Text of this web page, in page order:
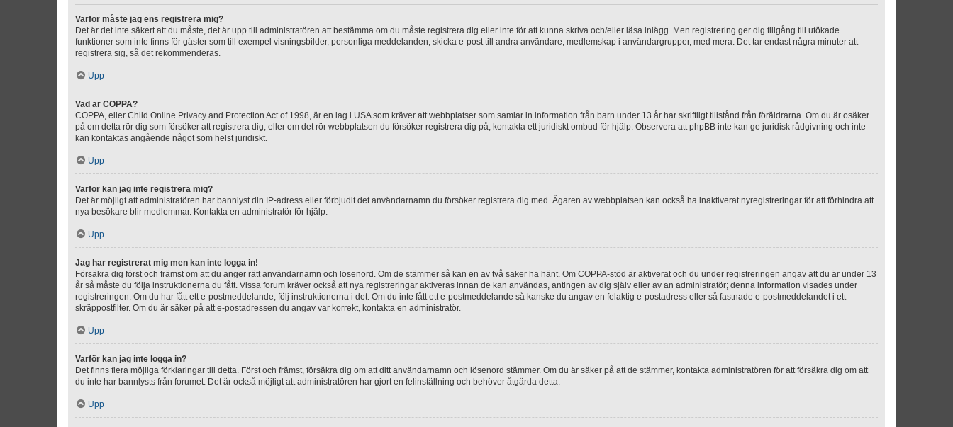
Varför måste jag ens registrera mig?
Det är det inte säkert att du måste, det är upp till administratören att bestämma om du måste registrera dig eller inte för att kunna skriva och/eller läsa inlägg. Men registrering ger dig tillgång till utökade
funktioner som inte finns för gäster som till exempel visningsbilder, personliga meddelanden, skicka e-post till andra användare, medlemskap i användargrupper, med mera. Det tar endast några minuter att
registrera sig, så det rekommenderas.
Upp
Vad är COPPA?
COPPA, eller Child Online Privacy and Protection Act of 1998, är en lag i USA som kräver att webbplatser som samlar in information från barn under 13 år har skriftligt tillstånd från föräldrarna. Om du är osäker
på om detta rör dig som försöker att registrera dig, eller om det rör webbplatsen du försöker registrera dig på, kontakta ett juridiskt ombud för hjälp. Observera att phpBB inte kan ge juridisk rådgivning och inte
kan kontaktas angående något som helst juridiskt.
Upp
Varför kan jag inte registrera mig?
Det är möjligt att administratören har bannlyst din IP-adress eller förbjudit det användarnamn du försöker registrera dig med. Ägaren av webbplatsen kan också ha inaktiverat nyregistreringar för att förhindra att
nya besökare blir medlemmar. Kontakta en administratör för hjälp.
Upp
Jag har registrerat mig men kan inte logga in!
Försäkra dig först och främst om att du anger rätt användarnamn och lösenord. Om de stämmer så kan en av två saker ha hänt. Om COPPA-stöd är aktiverat och du under registreringen angav att du är under 13
år så måste du följa instruktionerna du fått. Vissa forum kräver också att nya registreringar aktiveras innan de kan användas, antingen av dig själv eller av an administratör; denna information visades under
registreringen. Om du har fått ett e-postmeddelande, följ instruktionerna i det. Om du inte fått ett e-postmeddelande så kanske du angav en felaktig e-postadress eller så fastnade e-postmeddelandet i ett
skräppostfilter. Om du är säker på att e-postadressen du angav var korrekt, kontakta en administratör.
Upp
Varför kan jag inte logga in?
Det finns flera möjliga förklaringar till detta. Först och främst, försäkra dig om att ditt användarnamn och lösenord stämmer. Om du är säker på att de stämmer, kontakta administratören för att försäkra dig om att
du inte har bannlysts från forumet. Det är också möjligt att administratören har gjort en felinställning och behöver åtgärda detta.
Upp